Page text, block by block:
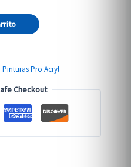
Pinturas Pro Acryl
Checkout